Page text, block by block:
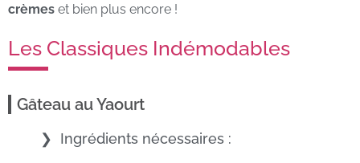
crèmes et bien plus encore !
Les Classiques Indémodables
Gâteau au Yaourt
Ingrédients nécessaires :